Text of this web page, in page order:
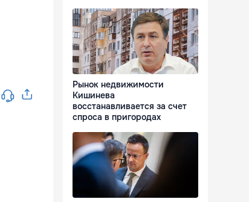
Рынок недвижимости
Кишинева
восстанавливается за счет
спроса в пригородах